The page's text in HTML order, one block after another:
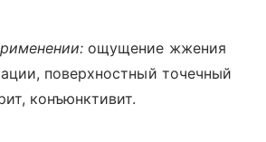
ощущение жжения
поверхностный точечный
конъюнктивит.